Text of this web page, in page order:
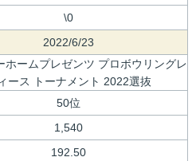
\0
2022/6/23
ホームプレゼンツ プロボウリングレ
ース トーナメント 2022選抜
50位
1,540
192.50